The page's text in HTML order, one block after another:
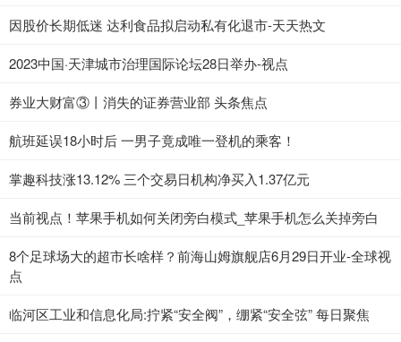
因股价长期低迷 达利食品拟启动私有化退市-天天热文
2023中国·天津城市治理国际论坛28日举办-视点
券业大财富③丨消失的证券营业部 头条焦点
航班延误18小时后 一男子竟成唯一登机的乘客！
掌趣科技涨13.12% 三个交易日机构净买入1.37亿元
当前视点！苹果手机如何关闭旁白模式_苹果手机怎么关掉旁白
8个足球场大的超市长啥样？前海山姆旗舰店6月29日开业-全球视
点
临河区工业和信息化局:拧紧“安全阀”，绷紧“安全弦” 每日聚焦